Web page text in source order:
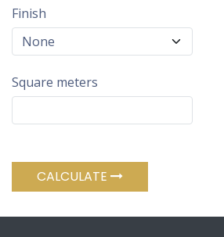
Finish
Square meters
CALCULATE